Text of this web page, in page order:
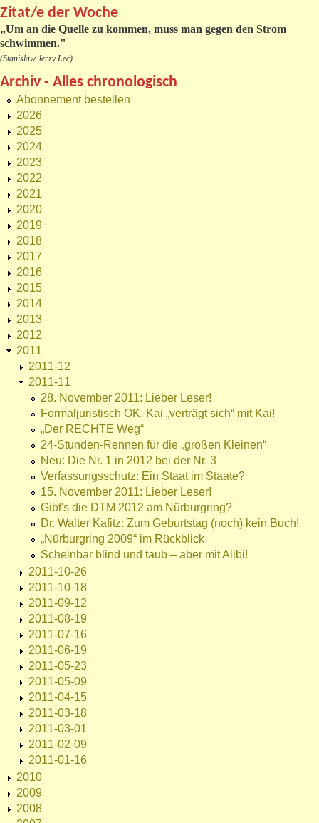
Zitat/e der Woche
„Um an die Quelle zu kommen, muss man gegen den Strom
schwimmen."
(Stanislaw Jerzy Lec)
Archiv - Alles chronologisch
Abonnement bestellen
2026
2025
2024
2023
2022
2021
2020
2019
2018
2017
2016
2015
2014
2013
2012
2011
2011-12
2011-11
28. November 2011: Lieber Leser!
Formaljuristisch OK: Kai „verträgt sich“ mit Kai!
„Der RECHTE Weg“
24-Stunden-Rennen für die „großen Kleinen“
Neu: Die Nr. 1 in 2012 bei der Nr. 3
Verfassungsschutz: Ein Staat im Staate?
15. November 2011: Lieber Leser!
Gibt's die DTM 2012 am Nürburgring?
Dr. Walter Kafitz: Zum Geburtstag (noch) kein Buch!
„Nürburgring 2009“ im Rückblick
Scheinbar blind und taub – aber mit Alibi!
2011-10-26
2011-10-18
2011-09-12
2011-08-19
2011-07-16
2011-06-19
2011-05-23
2011-05-09
2011-04-15
2011-03-18
2011-03-01
2011-02-09
2011-01-16
2010
2009
2008